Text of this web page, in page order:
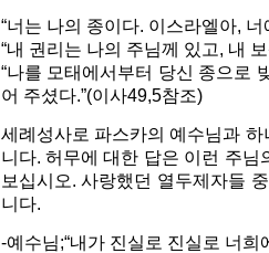
“너는 나의 종이다. 이스라엘아,
“내 권리는 나의 주님께 있고, 내
“나를 모태에서부터 당신 종으로
어 주셨다.”(이사49,5참조)
세례성사로 파스카의 예수님과
니다. 허무에 대한 답은 이런 주
보십시오. 사랑했던 열두제자들
니다.
-예수님;“내가 진실로 진실로 너